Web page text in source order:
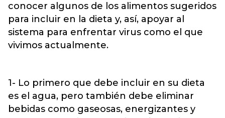
conocer algunos de los alimentos sugeridos
para incluir en la dieta y, así, apoyar al
sistema para enfrentar virus como el que
vivimos actualmente.
1- Lo primero que debe incluir en su dieta
es el agua, pero también debe eliminar
bebidas como gaseosas, energizantes y